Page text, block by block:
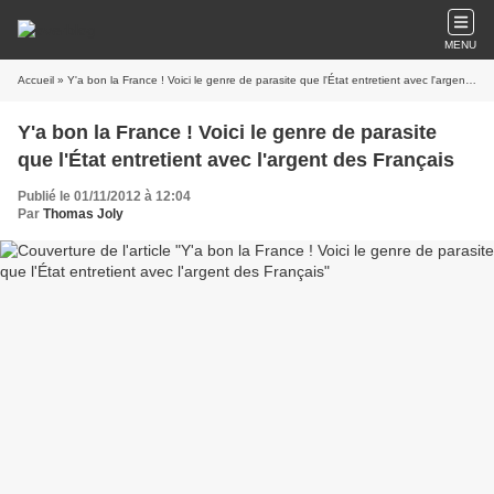
MENU
Accueil » Y'a bon la France ! Voici le genre de parasite que l'État entretient avec l'argent des Français
Y'a bon la France ! Voici le genre de parasite
que l'État entretient avec l'argent des Français
Publié le 01/11/2012 à 12:04
Par Thomas Joly